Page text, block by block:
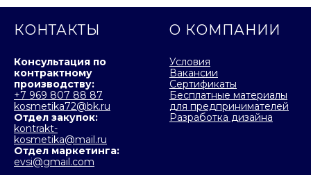
КОНТАКТЫ
Консультация по
контрактному
производству:
+7 969 807 88 87
kosmetika72@bk.ru
Отдел закупок:
kontrakt-
kosmetika@mail.ru
Отдел маркетинга:
evsi@gmail.com
О КОМПАНИИ
Условия
Вакансии
Сертификаты
Бесплатные материалы
для предпринимателей
Разработка дизайна